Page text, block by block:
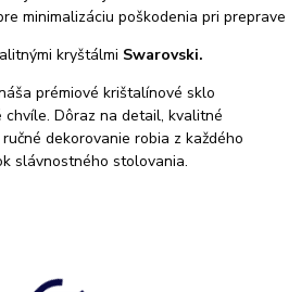
minimalizáciu poškodenia pri preprave
kryštálmi Swarovski.
prémiové krištalínové sklo
Dôraz na detail, kvalitné
dekorovanie robia z každého
slávnostného stolovania.